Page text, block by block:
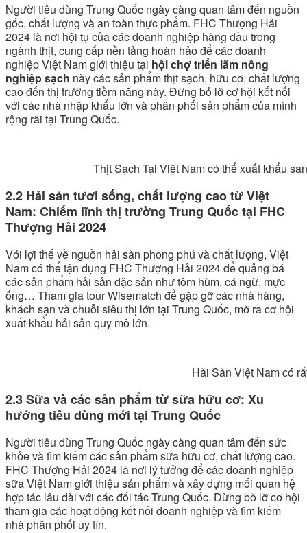
Người tiêu dùng Trung Quốc ngày càng quan tâm đến nguồn
gốc, chất lượng và an toàn thực phẩm. FHC Thượng Hải
2024 là nơi hội tụ của các doanh nghiệp hàng đầu trong
ngành thịt, cung cấp nền tảng hoàn hảo để các doanh
nghiệp Việt Nam giới thiệu tại hội chợ triển lãm nông
nghiệp sạch này các sản phẩm thịt sạch, hữu cơ, chất lượng
cao đến thị trường tiềm năng này. Đừng bỏ lỡ cơ hội kết nối
với các nhà nhập khẩu lớn và phân phối sản phẩm của mình
rộng rãi tại Trung Quốc.
Thịt Sạch Tại Việt Nam có thể xuất khẩu sang
2.2 Hải sản tươi sống, chất lượng cao từ Việt
Nam: Chiếm lĩnh thị trường Trung Quốc tại FHC
Thượng Hải 2024
Với lợi thế về nguồn hải sản phong phú và chất lượng, Việt
Nam có thể tận dụng FHC Thượng Hải 2024 để quảng bá
các sản phẩm hải sản đặc sản như tôm hùm, cá ngừ, mực
ống… Tham gia tour Wisematch để gặp gỡ các nhà hàng,
khách sạn và chuỗi siêu thị lớn tại Trung Quốc, mở ra cơ hội
xuất khẩu hải sản quy mô lớn.
Hải Sản Việt Nam có rất nhiều dư địa
2.3 Sữa và các sản phẩm từ sữa hữu cơ: Xu
hướng tiêu dùng mới tại Trung Quốc
Người tiêu dùng Trung Quốc ngày càng quan tâm đến sức
khỏe và tìm kiếm các sản phẩm sữa hữu cơ, chất lượng cao.
FHC Thượng Hải 2024 là nơi lý tưởng để các doanh nghiệp
sữa Việt Nam giới thiệu sản phẩm và xây dựng mối quan hệ
hợp tác lâu dài với các đối tác Trung Quốc. Đừng bỏ lỡ cơ hội
tham gia các hoạt động kết nối doanh nghiệp và tìm kiếm
nhà phân phối uy tín.